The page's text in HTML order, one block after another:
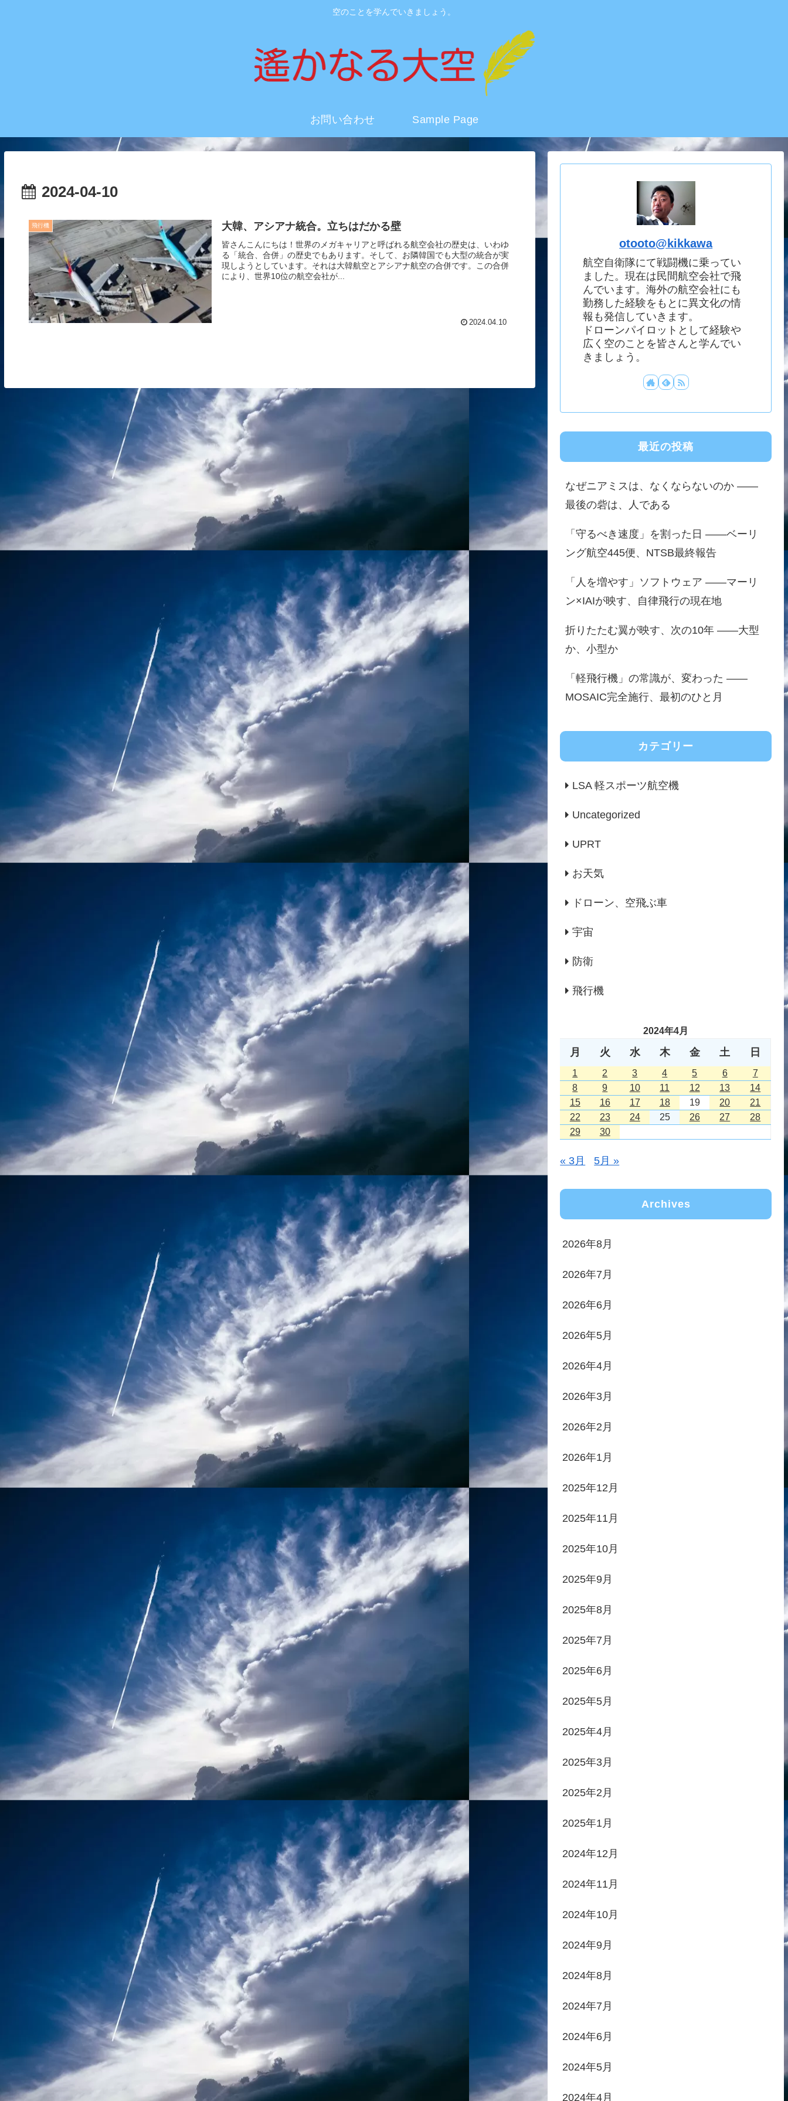
空のことを学んでいきましょう。
お問い合わせ Sample Page
2024-04-10
飛行機 大韓、アシアナ統合。立ちはだかる壁
皆さんこんにちは！世界のメガキャリアと呼ばれる航空会社の歴史は、いわゆ
る「統合、合併」の歴史でもあります。そして、お隣韓国でも大型の統合が実
現しようとしています。それは大韓航空とアシアナ航空の合併です。この合併
により、世界10位の航空会社が...
2024.04.10
otooto@kikkawa
航空自衛隊にて戦闘機に乗ってい
ました。現在は民間航空会社で飛
んでいます。海外の航空会社にも
勤務した経験をもとに異文化の情
報も発信していきます。
ドローンパイロットとして経験や
広く空のことを皆さんと学んでい
きましょう。
最近の投稿
なぜニアミスは、なくならないのか ——
最後の砦は、人である
「守るべき速度」を割った日 ——ベーリ
ング航空445便、NTSB最終報告
「人を増やす」ソフトウェア ——マーリ
ン×IAIが映す、自律飛行の現在地
折りたたむ翼が映す、次の10年 ——大型
か、小型か
「軽飛行機」の常識が、変わった ——
MOSAIC完全施行、最初のひと月
カテゴリー
LSA 軽スポーツ航空機
Uncategorized
UPRT
お天気
ドローン、空飛ぶ車
宇宙
防衛
飛行機
2024年4月
月 火 水 木 金 土 日
1 2 3 4 5 6
7
8
9 10 11 12 13
14
15
16 17 18 19 20
21
22
23 24 25 26 27
28
29
30
« 3月 5月 »
Archives
2026年8月
2026年7月
2026年6月
2026年5月
2026年4月
2026年3月
2026年2月
2026年1月
2025年12月
2025年11月
2025年10月
2025年9月
2025年8月
2025年7月
2025年6月
2025年5月
2025年4月
2025年3月
2025年2月
2025年1月
2024年12月
2024年11月
2024年10月
2024年9月
2024年8月
2024年7月
2024年6月
2024年5月
2024年4月